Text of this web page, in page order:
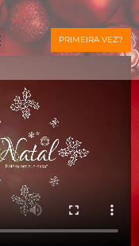
PRIMEIRA VEZ?